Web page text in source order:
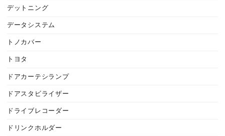
デットニング
データシステム
トノカバー
トヨタ
ドアカーテシランプ
ドアスタビライザー
ドライブレコーダー
ドリンクホルダー